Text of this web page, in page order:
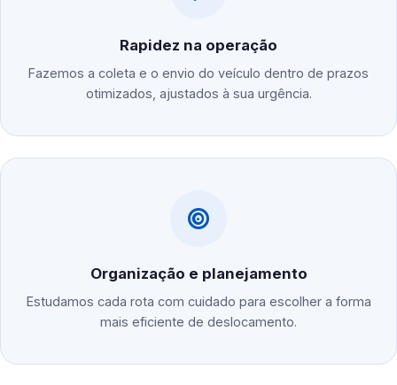
Rapidez na operação
Fazemos a coleta e o envio do veículo dentro de prazos
otimizados, ajustados à sua urgência.
Organização e planejamento
Estudamos cada rota com cuidado para escolher a forma
mais eficiente de deslocamento.